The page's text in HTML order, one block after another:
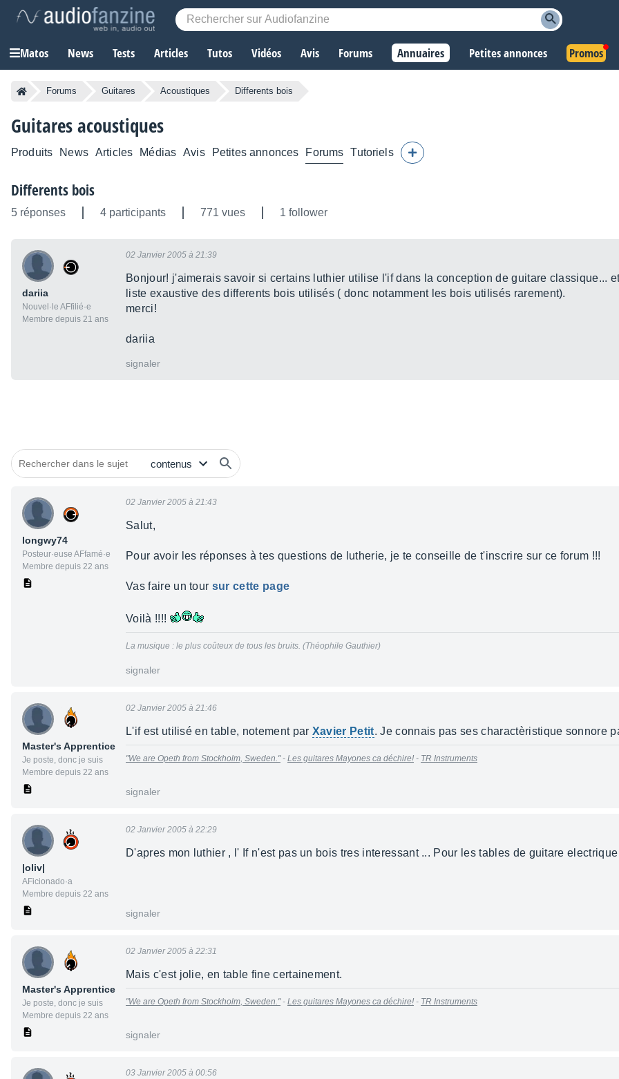
Matos News Tests Articles Tutos Vidéos Avis Forums Annuaires Petites annonces Promos
Forums Guitares Acoustiques Differents bois
Guitares acoustiques
Produits News Articles Médias Avis Petites annonces Forums Tutoriels
Differents bois
5 réponses 4 participants 771 vues 1 follower
dariia
Nouvel·le AFfilié·e
Membre depuis 21 ans
02 Janvier 2005 à 21:39
Bonjour! j'aimerais savoir si certains luthier utilise l'if dans la conception de guitare classique...
liste exaustive des differents bois utilisés ( donc notamment les bois utilisés rarement).
merci!
dariia
signaler
longwy74
Posteur·euse AFfamé·e
Membre depuis 22 ans
02 Janvier 2005 à 21:43
Salut,
Pour avoir les réponses à tes questions de lutherie, je te conseille de t'inscrire sur ce forum !!!
Vas faire un tour sur cette page
Voilà !!!!
La musique : le plus coûteux de tous les bruits. (Théophile Gauthier)
signaler
Master's Apprentice
Je poste, donc je suis
Membre depuis 22 ans
02 Janvier 2005 à 21:46
L'if est utilisé en table, notement par Xavier Petit. Je connais pas ses charactèristique sonnore
"We are Opeth from Stockholm, Sweden."- Les guitares Mayones ca déchire! - TR Instruments
signaler
|oliv|
AFicionado·a
Membre depuis 22 ans
02 Janvier 2005 à 22:29
D'apres mon luthier , l' If n'est pas un bois tres interessant ... Pour les tables de guitare
signaler
Master's Apprentice
Je poste, donc je suis
Membre depuis 22 ans
02 Janvier 2005 à 22:31
Mais c'est jolie, en table fine certainement.
"We are Opeth from Stockholm, Sweden."- Les guitares Mayones ca déchire! - TR Instruments
signaler
03 Janvier 2005 à 00:56